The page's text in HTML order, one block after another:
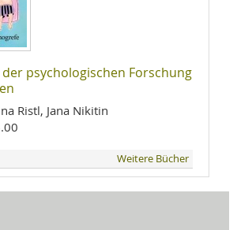
psychologischen Forschung
Ristl, Jana Nikitin
Weitere Bücher